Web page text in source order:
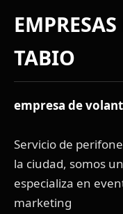
TABIO
empresa de
Servicio de
la ciudad, somos
especializa en
marketing